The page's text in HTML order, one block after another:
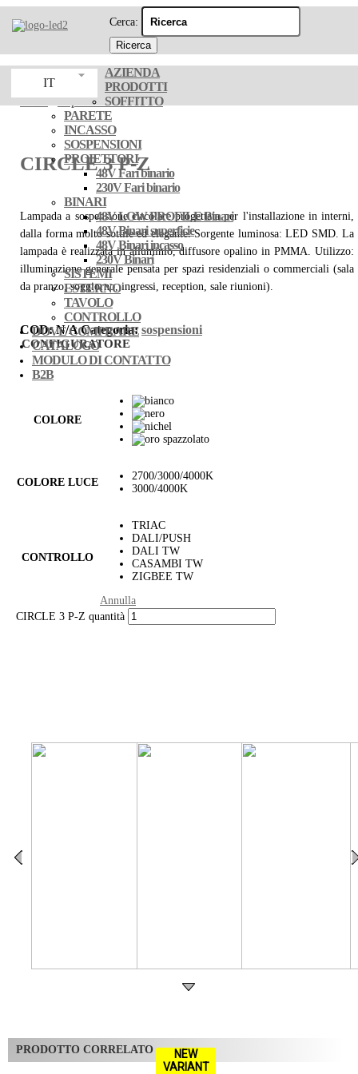
Cerca:
IT
AZIENDA
PRODOTTI
SOFFITTO
PARETE
INCASSO
SOSPENSIONI
PROIETTORI
48V Fari binario
230V Fari binario
BINARI
48V LOW PROFILE Binari
48V Binari superficie
48V Binari incasso
230V Binari
SISTEMI
ESTERNO
TAVOLO
CONTROLLO
DOVE COMPRARE
CATALOGO
MODULO DI CONTATTO
B2B
sospensioni/ CIRCLE 3 P-Z
CIRCLE 3 P-Z
Lampada a sospensione circolare progettata per l'installazione in interni,
dalla forma molto sottile ed elegante. Sorgente luminosa: LED SMD. La
lampada è realizzata in alluminio, diffusore opalino in PMMA. Utilizzo:
illuminazione generale pensata per spazi residenziali o commerciali (sala
da pranzo, soggiorno, ingressi, reception, sale riunioni).
COD:N/A Categoria:sospensioni
CONFIGURATORE
COLORE
COLORE LUCE
2700/3000/4000K
3000/4000K
CONTROLLO
TRIAC
DALI/PUSH
DALI TW
CASAMBI TW
ZIGBEE TW
Annulla
CIRCLE 3 P-Z quantità
PRODOTTO CORRELATO
NEW
VARIANT